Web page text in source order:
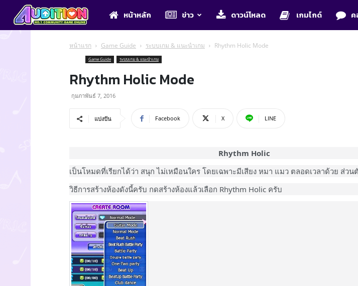
Auditionหน้าหลัก ข่าว ดาวน์โหลด เกมไกด์
หน้าแรก Game Guide ระบบเกม & แนะนำเกม Rhythm Holic Mode
Game Guide ระบบเกม & แนะนำเกม
Rhythm Holic Mode
กุมภาพันธ์ 7, 2016
แบ่งปัน Facebook X LINE
Rhythm Holic
เป็นโหมดที่เรียกได้ว่า สนุก ไม่เหมือนใคร โดยเฉพาะมีเสียง หมา แมว ตลอดเวลาด้วย ส่ว
วิธีการสร้างห้องดังนี้ครับ กดสร้างห้องแล้วเลือก Rhythm Holic ครับ